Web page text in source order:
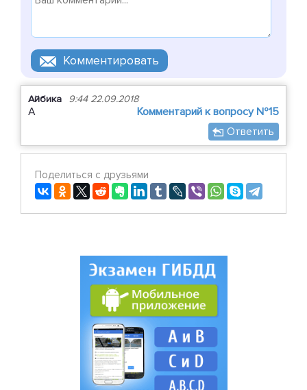
Айбика 9:44 22.09.2018
Комментарий к вопросу №15
А
Ответить
Поделиться с друзьями